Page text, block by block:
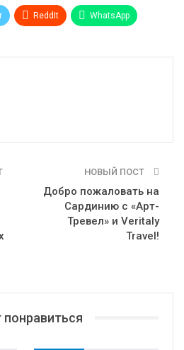
ReddIt WhatsApp
НОВЫЙ ПОСТ
Добро пожаловать на
Сардинию с «Арт-
Тревел» и Veritaly
Travel!